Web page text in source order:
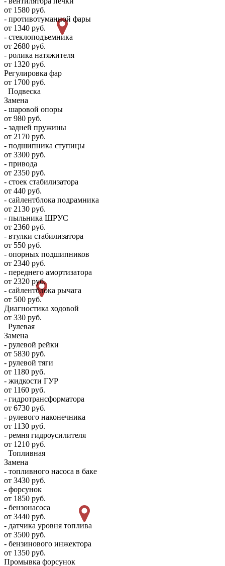
от 1580 руб.
- противотуманной фары
от 1340 руб.
- стеклоподъемника
от 2680 руб.
- ролика натяжителя
от 1320 руб.
Регулировка фар
от 1700 руб.
Подвеска
Замена
- шаровой опоры
от 980 руб.
- задней пружины
от 2170 руб.
- подшипника ступицы
от 3300 руб.
- привода
от 2350 руб.
- стоек стабилизатора
от 440 руб.
- сайлентблока подрамника
от 2130 руб.
- пыльника ШРУС
от 2360 руб.
- втулки стабилизатора
от 550 руб.
- опорных подшипников
от 2340 руб.
- переднего амортизатора
от 2320 руб.
- сайлентблока рычага
от 500 руб.
Диагностика ходовой
от 330 руб.
Рулевая
Замена
- рулевой рейки
от 5830 руб.
- рулевой тяги
от 1180 руб.
- жидкости ГУР
от 1160 руб.
- гидротрансформатора
от 6730 руб.
- рулевого наконечника
от 1130 руб.
- ремня гидроусилителя
от 1210 руб.
Топливная
Замена
- топливного насоса в баке
от 3430 руб.
- форсунок
от 1850 руб.
- бензонасоса
от 3440 руб.
- датчика уровня топлива
от 3500 руб.
- бензинового инжектора
от 1350 руб.
Промывка форсунок